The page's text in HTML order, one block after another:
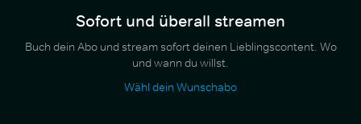
Sofort und überall streamen
Buch dein Abo und stream sofort deinen Lieblingscontent. Wo
und wann du willst.
Wähl dein Wunschabo